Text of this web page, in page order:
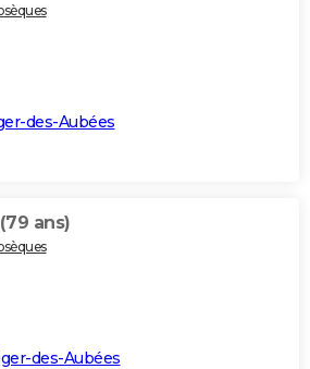
des-Aubées
(79 ans)
des-Aubées